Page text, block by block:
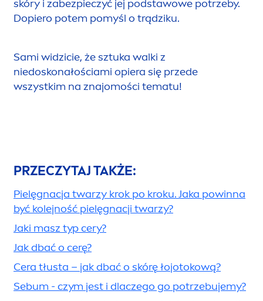
TRĄDZIK POSPOLITY DOTYCZY TYLKO
OSÓB Z CERĄ TŁUSTĄ, ŁOJOTOKOWĄ…
część pacjentów z trądzikiem.Coraz częściej
dotyka on także ludzi ze skórą normalną, a
nawet suchą! Potwierdza to fakt, że trądzik to
przede wszystkim dobrze poznać typ swojej
Dopiero potem pomyśl o trądziku.
Sami widzicie, że sztuka walki z
niedoskonałościami opiera się przede
wszystkim na znajomości tematu!